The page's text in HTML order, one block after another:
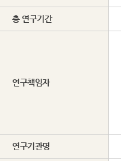
총 연구기간
연구책임자
연구기관명